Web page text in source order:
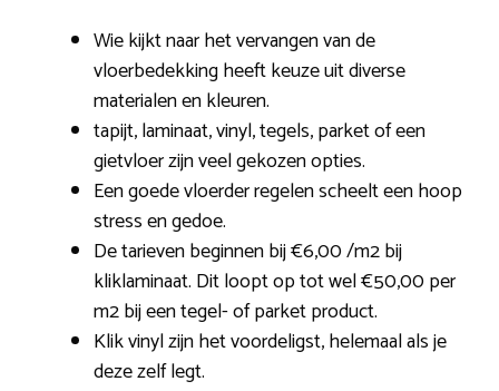
Wie kijkt naar het vervangen van de
vloerbedekking heeft keuze uit diverse
materialen en kleuren.
tapijt, laminaat, vinyl, tegels, parket of een
gietvloer zijn veel gekozen opties.
Een goede vloerder regelen scheelt een hoop
stress en gedoe.
De tarieven beginnen bij €6,00 /m2 bij
kliklaminaat. Dit loopt op tot wel €50,00 per
m2 bij een tegel- of parket product.
Klik vinyl zijn het voordeligst, helemaal als je
deze zelf legt.